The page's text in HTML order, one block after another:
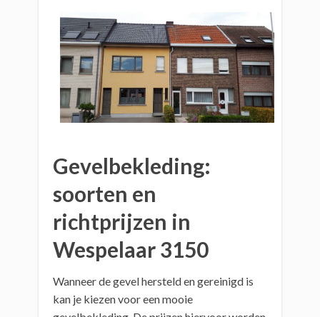
Gevelbekleding:
soorten en
richtprijzen in
Wespelaar 3150
Wanneer de gevel hersteld en gereinigd is
kan je kiezen voor een mooie